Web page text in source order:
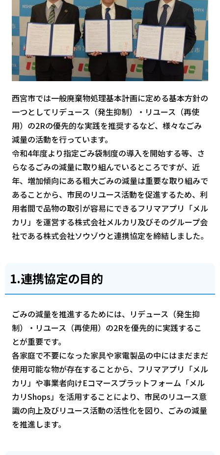
西宮市では一般廃棄物処理基本計画に定める基本方針の
一つとしてリデュース（発生抑制）・リユース（再使
用）の2Rの優先的な実践を推奨するなど、様々なごみ
減量の活動を行っています。
令和4年度より指定ごみ袋制度の導入を開始する等、さ
らなるごみの減量に取り組んでいるところですが、近
年、増加傾向にある粗大ごみの減量は重要な取り組みで
あることから、市民のリユース活動を促進するため、利
用者間で品物の取引が容易にできるフリマアプリ「メル
カリ」を運営する株式会社メルカリ及びそのグループ会
社である株式会社ソウゾウと連携協定を締結しました。
1.連携協定の目的
ごみの減量を推進するためには、リデュース（発生抑
制）・リユース（再使用）の2Rを優先的に実践するこ
とが重要です。
各家庭で不要になった家具や家電製品の中にはまだまだ
使用可能な物が存在することから、フリマアプリ「メル
カリ」や事業者向けEコマースプラットフォーム「メル
カリShops」を活用することにより、市民のリユース意
識の向上及びリユース活動の活性化を図り、ごみの減量
を推進します。